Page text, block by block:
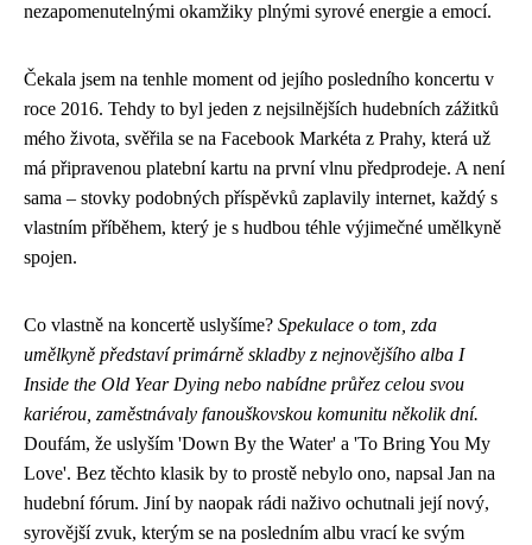
nezapomenutelnými okamžiky plnými syrové energie a emocí.
Čekala jsem na tenhle moment od jejího posledního koncertu v
roce 2016. Tehdy to byl jeden z nejsilnějších hudebních zážitků
mého života, svěřila se na Facebook Markéta z Prahy, která už
má připravenou platební kartu na první vlnu předprodeje. A není
sama – stovky podobných příspěvků zaplavily internet, každý s
vlastním příběhem, který je s hudbou téhle výjimečné umělkyně
spojen.
Co vlastně na koncertě uslyšíme? Spekulace o tom, zda
umělkyně představí primárně skladby z nejnovějšího alba I
Inside the Old Year Dying nebo nabídne průřez celou svou
kariérou, zaměstnávaly fanouškovskou komunitu několik dní.
Doufám, že uslyším 'Down By the Water' a 'To Bring You My
Love'. Bez těchto klasik by to prostě nebylo ono, napsal Jan na
hudební fórum. Jiní by naopak rádi naživo ochutnali její nový,
syrovější zvuk, kterým se na posledním albu vrací ke svým